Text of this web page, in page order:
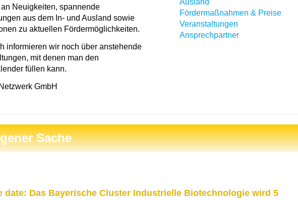
Neuigkeiten, spannende
aus dem In- und Ausland sowie
zu aktuellen Fördermöglichkeiten.
informieren wir noch über anstehende
mit denen man den
füllen kann.
GmbH
Ausland
Fördermaßnahmen & Preise
Veranstaltungen
Ansprechpartner
Sache
date: Das Bayerische Cluster Industrielle Biotechnologie wird 5